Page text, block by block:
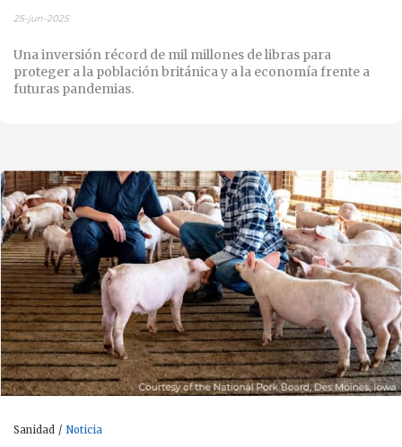
25-jun-2025
Una inversión récord de mil millones de libras para
proteger a la población británica y a la economía frente a
futuras pandemias.
Sanidad Noticia